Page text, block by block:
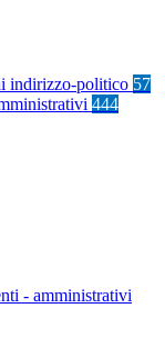
indirizzo-politico 57
444
- amministrativi